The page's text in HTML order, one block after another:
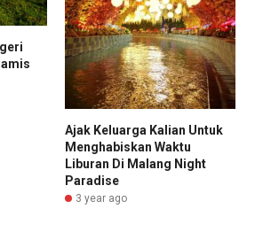
Ajak Keluarga Kalian Untuk
Menghabiskan Waktu
Liburan Di Malang Night
Paradise
3 year ago